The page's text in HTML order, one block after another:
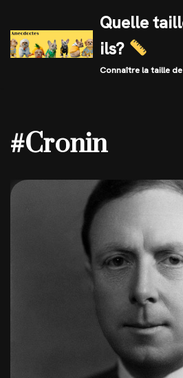
Skip
to
Quelle
ils?
Connaître la taille
#Cronin